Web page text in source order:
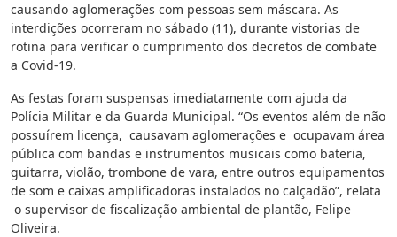
causando aglomerações com pessoas sem máscara. As
interdições ocorreram no sábado (11), durante vistorias de
rotina para verificar o cumprimento dos decretos de combate
a Covid-19.
As festas foram suspensas imediatamente com ajuda da
Polícia Militar e da Guarda Municipal. “Os eventos além de não
possuírem licença, causavam aglomerações e ocupavam área
pública com bandas e instrumentos musicais como bateria,
guitarra, violão, trombone de vara, entre outros equipamentos
de som e caixas amplificadoras instalados no calçadão”, relata
o supervisor de fiscalização ambiental de plantão, Felipe
Oliveira.